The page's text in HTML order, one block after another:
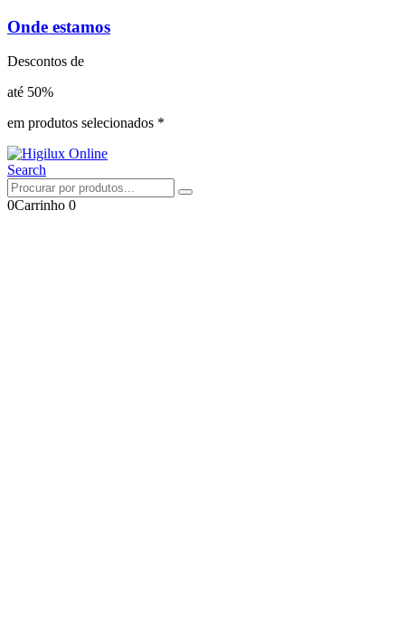
Onde estamos
Descontos de
até 50%
em produtos selecionados *
Search
0Carrinho 0